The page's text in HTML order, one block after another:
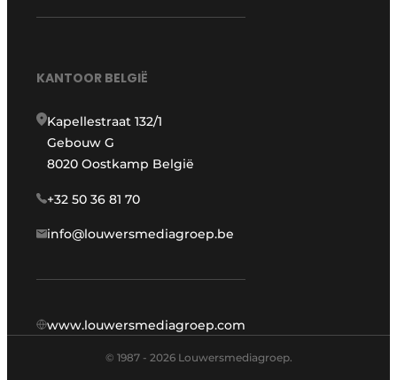
KANTOOR BELGIË
Kapellestraat 132/1
Gebouw G
8020 Oostkamp België
+32 50 36 81 70
info@louwersmediagroep.be
www.louwersmediagroep.com
© 1987 - 2026 Louwersmediagroep.